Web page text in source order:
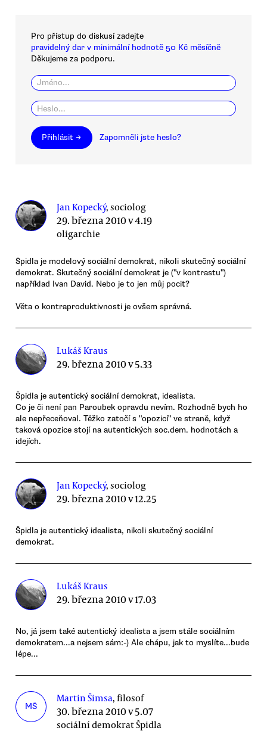
Pro přístup do diskusí zadejte
pravidelný dar v minimální hodnotě 50 Kč měsíčně
Děkujeme za podporu.
Přihlásit → Zapomněli jste heslo?
Jan Kopecký, sociolog
29. března 2010 v 4.19
oligarchie
Špidla je modelový sociální demokrat, nikoli skutečný sociální
demokrat. Skutečný sociální demokrat je ("v kontrastu")
například Ivan David. Nebo je to jen můj pocit?
Věta o kontraproduktivnosti je ovšem správná.
Lukáš Kraus
29. března 2010 v 5.33
Špidla je autentický sociální demokrat, idealista.
Co je či není pan Paroubek opravdu nevím. Rozhodně bych ho
ale nepřeceňoval. Těžko zatočí s "opozicí" ve straně, když
taková opozice stojí na autentických soc.dem. hodnotách a
idejích.
Jan Kopecký, sociolog
29. března 2010 v 12.25
Špidla je autentický idealista, nikoli skutečný sociální
demokrat.
Lukáš Kraus
29. března 2010 v 17.03
No, já jsem také autentický idealista a jsem stále sociálním
demokratem...a nejsem sám:-) Ale chápu, jak to myslíte...bude
lépe...
MŠ
Martin Šimsa, filosof
30. března 2010 v 5.07
sociální demokrat Špidla